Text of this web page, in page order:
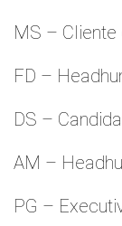
MS – Cliente
FD –
DS –
AM –
PG –